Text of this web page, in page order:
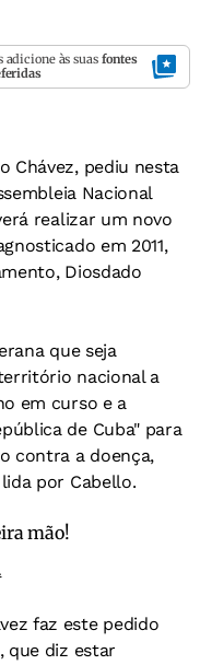
adicione às suas fontes
Chávez, pediu nesta
Nacional
realizar um novo
em 2011,
Diosdado
que seja
nacional a
em curso e a
de Cuba" para
contra a doença,
por Cabello.
mão!
faz este pedido
que diz estar